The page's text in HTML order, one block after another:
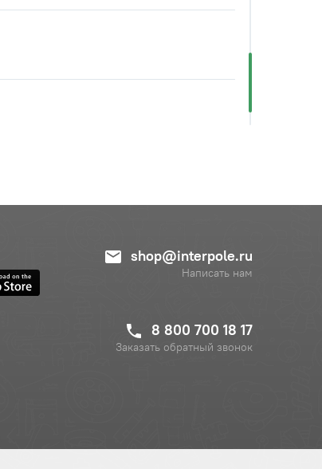
shop@interpole.ru
Написать нам
8 800 700 18 17
Заказать обратный звонок